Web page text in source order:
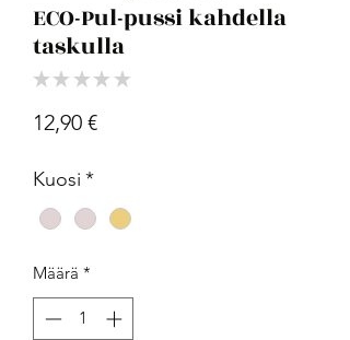
ECO-Pul-pussi kahdella
taskulla
★ ★ ★ ★ ★
12,90 €Hinta
Kuosi *
Määrä *